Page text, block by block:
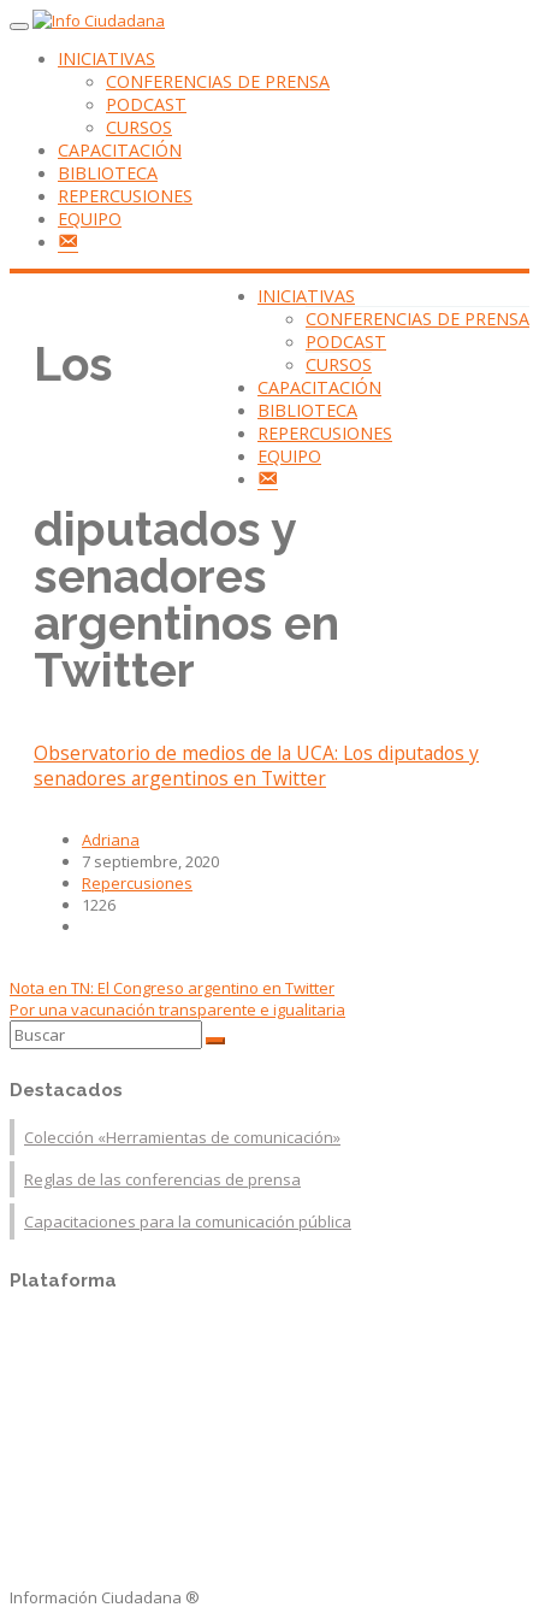
INICIATIVAS
CONFERENCIAS DE PRENSA
PODCAST
CURSOS
CAPACITACIÓN
BIBLIOTECA
REPERCUSIONES
EQUIPO
INICIATIVAS
CONFERENCIAS DE PRENSA
PODCAST
CURSOS
CAPACITACIÓN
BIBLIOTECA
REPERCUSIONES
EQUIPO
Los
diputados y
senadores
argentinos en
Twitter
Observatorio de medios de la UCA: Los diputados y
senadores argentinos en Twitter
Adriana
7 septiembre, 2020
Repercusiones
1226
Nota en TN: El Congreso argentino en Twitter
Por una vacunación transparente e igualitaria
Destacados
Colección «Herramientas de comunicación»
Reglas de las conferencias de prensa
Capacitaciones para la comunicación pública
Plataforma
Información Ciudadana ®